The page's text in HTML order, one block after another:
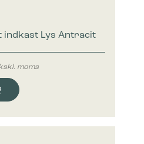
indkast Lys Antracit
moms